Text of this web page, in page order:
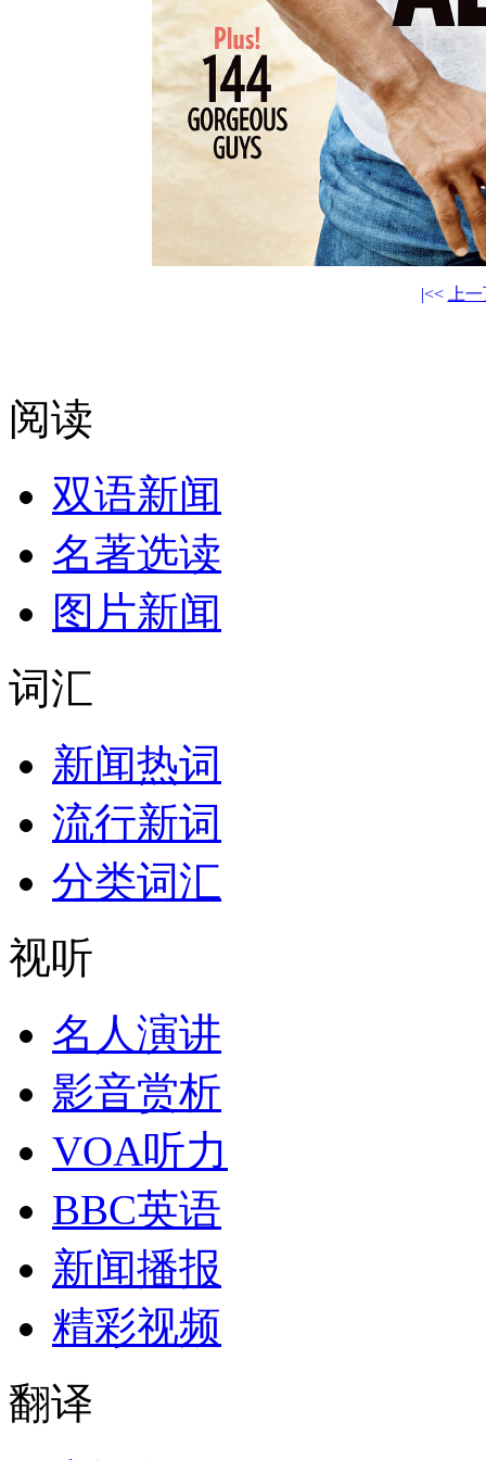
|<< 上
阅读
双语新闻
名著选读
图片新闻
词汇
新闻热词
流行新词
分类词汇
视听
名人演讲
影音赏析
VOA听力
BBC英语
新闻播报
精彩视频
翻译